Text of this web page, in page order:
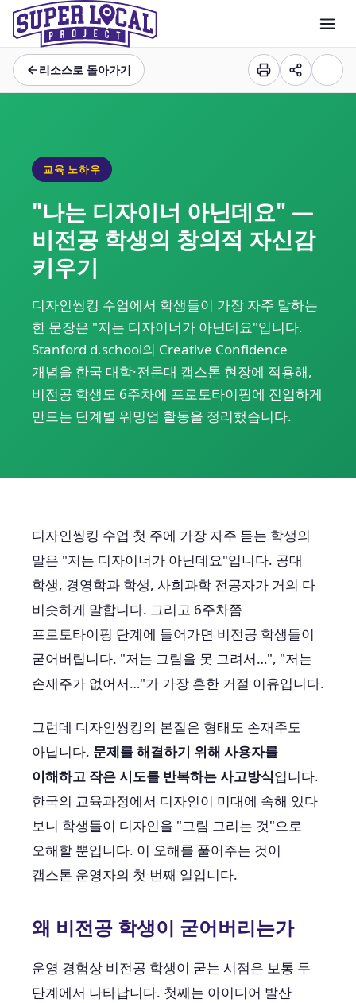
리소스로 돌아가기
교육 노하우
"나는 디자이너 아닌데요" —
비전공 학생의 창의적 자신감
키우기
디자인씽킹 수업에서 학생들이 가장 자주 말하는
한 문장은 "저는 디자이너가 아닌데요"입니다.
Stanford d.school의 Creative Confidence
개념을 한국 대학·전문대 캡스톤 현장에 적용해,
비전공 학생도 6주차에 프로토타이핑에 진입하게
만드는 단계별 워밍업 활동을 정리했습니다.
디자인씽킹 수업 첫 주에 가장 자주 듣는 학생의
말은 "저는 디자이너가 아닌데요"입니다. 공대
학생, 경영학과 학생, 사회과학 전공자가 거의 다
비슷하게 말합니다. 그리고 6주차쯤
프로토타이핑 단계에 들어가면 비전공 학생들이
굳어버립니다. "저는 그림을 못 그려서…", "저는
손재주가 없어서…"가 가장 흔한 거절 이유입니다.
그런데 디자인씽킹의 본질은 형태도 손재주도
아닙니다. 문제를 해결하기 위해 사용자를
이해하고 작은 시도를 반복하는 사고방식입니다.
한국의 교육과정에서 디자인이 미대에 속해 있다
보니 학생들이 디자인을 "그림 그리는 것"으로
오해할 뿐입니다. 이 오해를 풀어주는 것이
캡스톤 운영자의 첫 번째 일입니다.
왜 비전공 학생이 굳어버리는가
운영 경험상 비전공 학생이 굳는 시점은 보통 두
단계에서 나타납니다. 첫째는 아이디어 발산